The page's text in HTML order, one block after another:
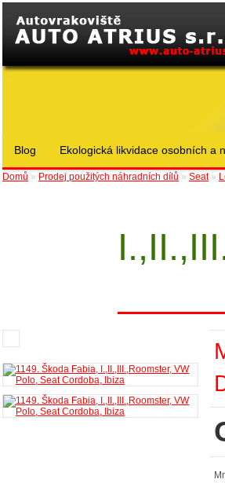
Blog Ekologická likvidace osobních a
Domů » Prodej použitých náhradních dílů » Seat»